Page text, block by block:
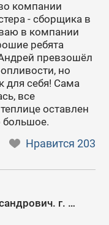
компании
- сборщика в
в компании
ребята
превзошёл
но
для себя! Сама
все
оставлен
большое.
Нравится203
Кузнецов Дмитрий Александрович. г. Москва